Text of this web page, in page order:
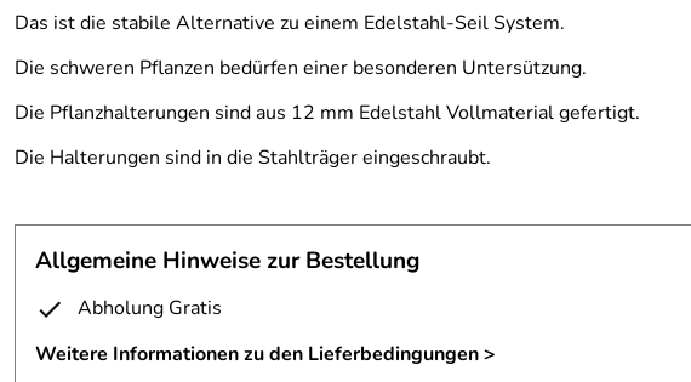
Das ist die stabile Alternative zu einem Edelstahl-Seil System.
Die schweren Pflanzen bedürfen einer besonderen Untersützung.
Die Pflanzhalterungen sind aus 12 mm Edelstahl Vollmaterial gefertigt.
Die Halterungen sind in die Stahlträger eingeschraubt.
Allgemeine Hinweise zur Bestellung
Abholung Gratis
Weitere Informationen zu den Lieferbedingungen >